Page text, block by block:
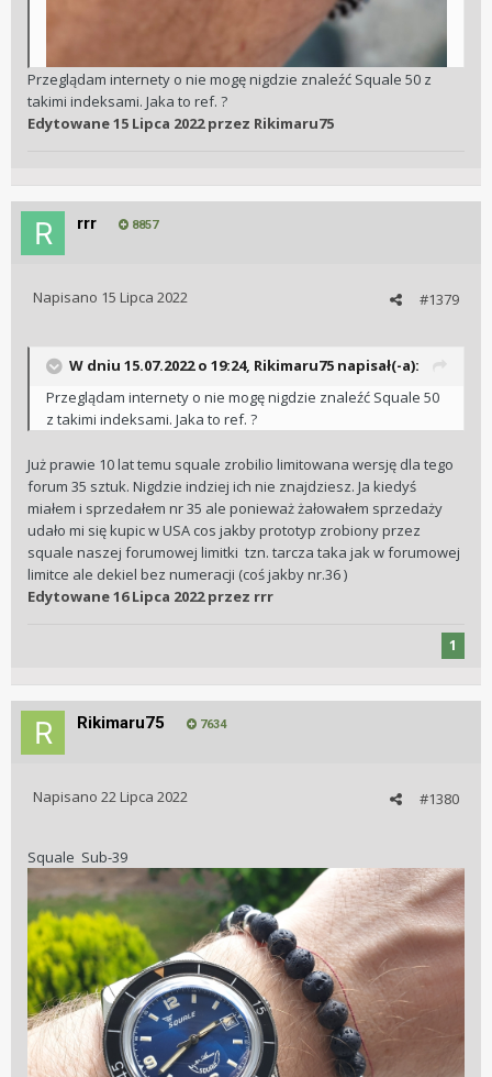
Przeglądam internety o nie mogę nigdzie znaleźć Squale 50 z
takimi indeksami. Jaka to ref. ?
Edytowane15 Lipca 2022przez Rikimaru75
rrr 8857
#1379
Napisano 15 Lipca 2022
W dniu 15.07.2022 o 19:24, Rikimaru75 napisał(-a):
Przeglądam internety o nie mogę nigdzie znaleźć Squale 50
z takimi indeksami. Jaka to ref. ?
Już prawie 10 lat temu squale zrobilio limitowana wersję dla tego
forum 35 sztuk. Nigdzie indziej ich nie znajdziesz. Ja kiedyś
miałem i sprzedałem nr 35 ale ponieważ żałowałem sprzedaży
udało mi się kupic w USA cos jakby prototyp zrobiony przez
squale naszej forumowej limitki tzn. tarcza taka jak w forumowej
limitce ale dekiel bez numeracji (coś jakby nr.36 )
Edytowane16 Lipca 2022przez rrr
1
Rikimaru75 7634
#1380
Napisano 22 Lipca 2022
Squale Sub-39